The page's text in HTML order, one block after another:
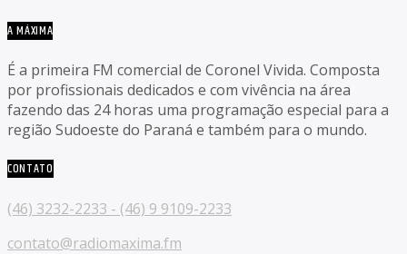
A MÁXIMA
É a primeira FM comercial de Coronel Vivida. Composta
por profissionais dedicados e com vivência na área
fazendo das 24 horas uma programação especial para a
região Sudoeste do Paraná e também para o mundo.
CONTATO
(46) 3232-2233 - (46) 9 9109-2233
contato@radiomaxima.fm